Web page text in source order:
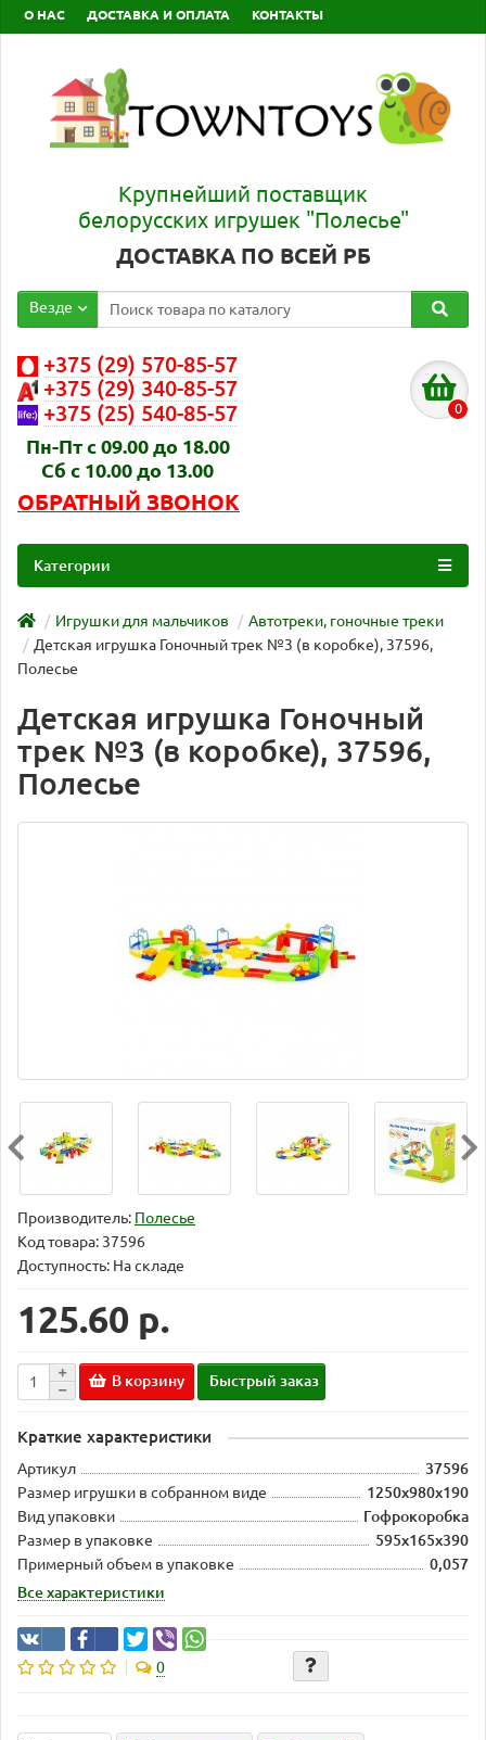
О НАС ДОСТАВКА И ОПЛАТА КОНТАКТЫ
Крупнейший поставщик
белорусских игрушек "Полесье"
ДОСТАВКА ПО ВСЕЙ РБ
Везде
+375 (29) 570-85-57
+375 (29) 340-85-57
+375 (25) 540-85-57
Пн-Пт с 09.00 до 18.00
Сб с 10.00 до 13.00
ОБРАТНЫЙ ЗВОНОК
0
Категории
Игрушки для мальчиков
Автотреки, гоночные треки
Детская игрушка Гоночный трек №3 (в коробке), 37596,
Полесье
Детская игрушка Гоночный
трек №3 (в коробке), 37596,
Полесье
Производитель: Полесье
Код товара: 37596
Доступность: На складе
125.60 р.
В корзину Быстрый заказ
Краткие характеристики
Артикул
37596
Размер игрушки в собранном виде
1250х980х190
Вид упаковки
Гофрокоробка
Размер в упаковке
595х165х390
Примерный объем в упаковке
0,057
Все характеристики
0